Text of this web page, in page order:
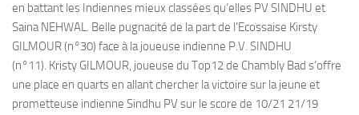
en battant les Indiennes mieux classées qu’elles PV SINDHU et
Saina NEHWAL. Belle pugnacité de la part de l’Ecossaise Kirsty
GILMOUR (n°30) face à la joueuse indienne P.V. SINDHU
(n°11). Kristy GILMOUR, joueuse du Top12 de Chambly Bad s’offre
une place en quarts en allant chercher la victoire sur la jeune et
prometteuse indienne Sindhu PV sur le score de 10/21 21/19